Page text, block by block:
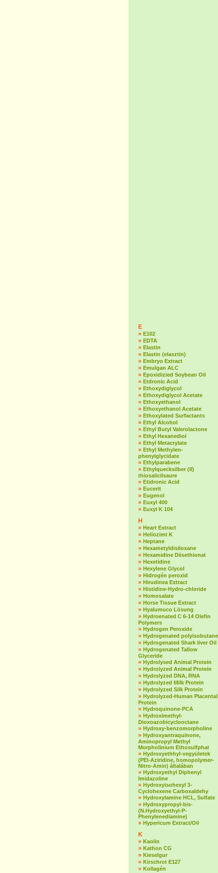
E
» E102
» EDTA
» Elastin
» Elastin (elasztin)
» Embryo Extract
» Emulgan ALC
» Epoxidizied Soybean Oil
» Etdronic Acid
» Ethoxydiglycol
» Ethoxydiglycol Acetate
» Ethoxyethanol
» Ethoxyethanol Acetate
» Ethoxylated Surfactants
» Ethyl Alcohol
» Ethyl Butyl Valerolactone
» Ethyl Hexanediol
» Ethyl Metacrylate
» Ethyl Methylen-
phenylglycidate
» Ethylparabene
» Ethylquecksilber (II)
thiosalicilsaure
» Etidronic Acid
» Eucerit
» Eugenol
» Euxyl 400
» Euxyl K 104
H
» Heart Extract
» Heliozimt K
» Heptane
» Hexametyldisiloxane
» Hexamidine Diisethionat
» Hexetidine
» Hexylene Glycol
» Hidrogén peroxid
» Hirudinea Extract
» Histidine-Hydro-chloride
» Homosalate
» Horse Tissue Extract
» Hyalumuco Lösung
» Hydroenated C 6-14 Olefin
Polymers
» Hydrogen Peroxide
» Hydrogenated polyisobutane
» Hydrogenated Shark liver Oil
» Hydrogenated Tallow
Glyceride
» Hydrolysed Animal Protein
» Hydrolyzed Animal Protein
» Hydrolyzed DNA, RNA
» Hydrolyzed Milk Protein
» Hydrolyzed Silk Protein
» Hydrolyzed-Human Placental
Protein
» Hydroquinone-PCA
» Hydroximethyl-
Dioxoazobicyclooctane
» Hydroxy-benzomorpholine
» Hydroxyantraquinone,
Aminopropyl Methyl
Morpholinium Ethosulfphat
» Hydroxyethhyl-vegyületek
(PEI-Aziridine, homopolymer-
Nitro-Amin) általában
» Hydroxyethyl Diphenyl
Imidazoline
» Hydroxyisohexyl 3-
Cyclohexene Carboxaldehy
» Hydroxylamine HCL, Sulfate
» Hydroxypropyl-bis-
(N.Hydroxyethyl-P-
Phenylenediamine)
» Hypericum Extract/Oil
K
» Kaolin
» Kathon CG
» Kieselgur
» Kirschrot E127
» Kollagén